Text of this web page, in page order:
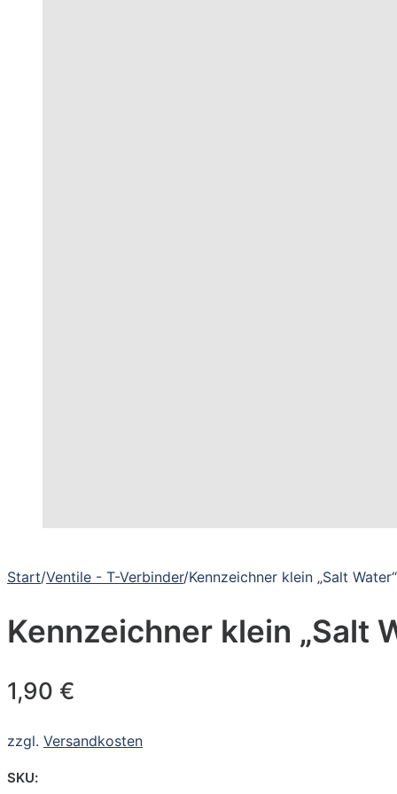
Start/Ventile - T-Verbinder/Kennzeichner klein „Salt Water“
Kennzeichner klein „Salt
1,90 €
zzgl. Versandkosten
SKU: